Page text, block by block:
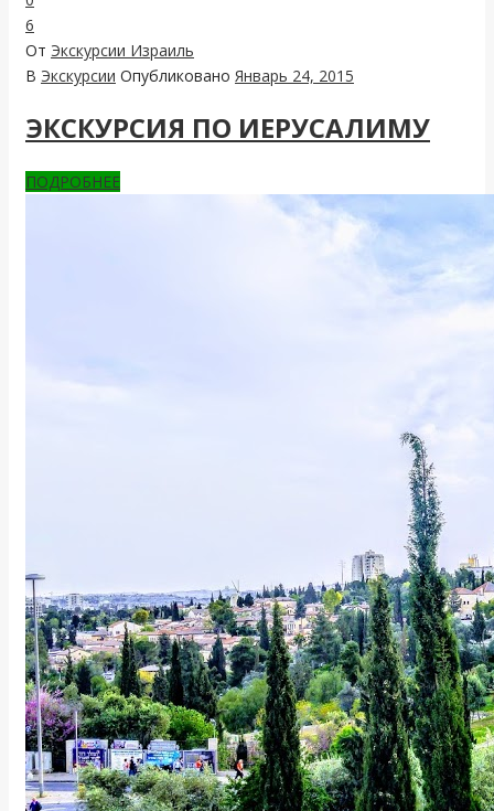
6
От Экскурсии Израиль
В Экскурсии Опубликовано Январь 24, 2015
ЭКСКУРСИЯ ПО ИЕРУСАЛИМУ
ПОДРОБНЕЕ